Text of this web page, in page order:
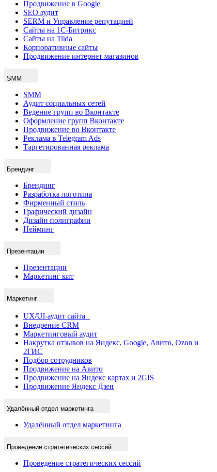
Продвижение в Google
SEO аудит
SERM и Управление репутацией
Сайты на 1С-Битрикс
Сайты на Tilda
Корпоративные сайты
Продвижение интернет магазинов
SMM
SMM
Аудит социальных сетей
Ведение групп во Вконтакте
Оформление групп Вконтакте
Продвижение во Вконтакте
Реклама в Telegram Ads
Таргетированная реклама
Брендинг
Брендинг
Разработка логотипа
Фирменный стиль
Графический дизайн
Дизайн полиграфии
Нейминг
Презентации
Презентации
Маркетинг кит
Маркетинг
UX/UI-аудит сайта
Внедрение CRM
Маркетинговый аудит
Накрутка отзывов на Яндекс, Google, Авито, Ozon и
2ГИС
Подбор сотрудников
Продвижение на Авито
Продвижение на Яндекс картах и 2GIS
Продвижение Яндекс Дзен
Удалённый отдел маркетинга
Удалённый отдел маркетинга
Проведение стратегических сессий
Проведение стратегических сессий